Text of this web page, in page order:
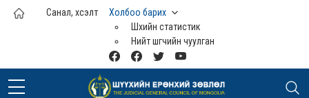
Үндсэн агуулга руу шилжих
Санал, хүсэлт
Холбоо барих
Шүүхийн статистик
Нийт шүүгчийн чуулган